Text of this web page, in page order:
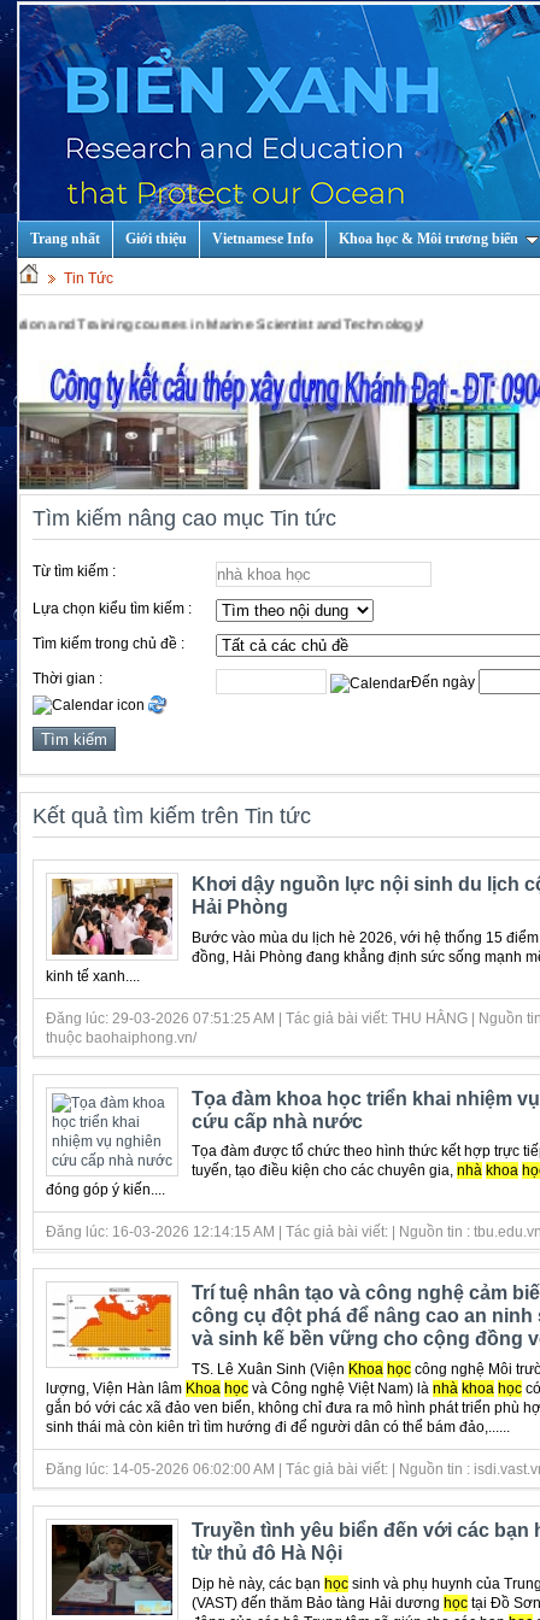
Trang nhất Giới thiệu Vietnamese Info Khoa học & Môi trương biển
Tin Tức
courses in Marine Scientist and Technology!
Tìm kiếm nâng cao mục Tin tức
Từ tìm kiếm :
Lựa chọn kiểu tìm kiếm :
Tìm kiếm trong chủ đề :
Thời gian : Đến ngày
Kết quả tìm kiếm trên Tin tức
Khơi dậy nguồn lực nội sinh du lịch
Hải Phòng
Bước vào mùa du lịch hè 2026, với hệ thống 15
đồng, Hải Phòng đang khẳng định sức sống mạnh
kinh tế xanh....
Đăng lúc: 29-03-2026 07:51:25 AM | Tác giả bài viết: THU HẰNG | Nguồn
thuộc baohaiphong.vn/
Tọa đàm khoa học triển khai nhiệm
cứu cấp nhà nước
Tọa đàm được tổ chức theo hình thức kết hợp trực
tuyến, tạo điều kiện cho các chuyên gia, nhà khoa
đóng góp ý kiến....
Đăng lúc: 16-03-2026 12:14:15 AM | Tác giả bài viết: | Nguồn tin :
Trí tuệ nhân tạo và công nghệ cảm
công cụ đột phá để nâng cao an ninh
và sinh kế bền vững cho cộng đồng
TS. Lê Xuân Sinh (Viện Khoa họccông nghệ Môi
lượng, Viện Hàn lâm Khoa học và Công nghệ Việt Nam) là nhà khoa học
gắn bó với các xã đảo ven biển, không chỉ đưa ra mô hình phát triển phù
sinh thái mà còn kiên trì tìm hướng đi để người dân có thể bám đảo,......
Đăng lúc: 14-05-2026 06:02:00 AM | Tác giả bài viết: | Nguồn tin :
Truyền tình yêu biển đến với các bạn
từ thủ đô Hà Nội
Dịp hè này, các bạn họcsinh và phụ huynh của
(VAST) đến thăm Bảo tàng Hải dương họctại Đồ